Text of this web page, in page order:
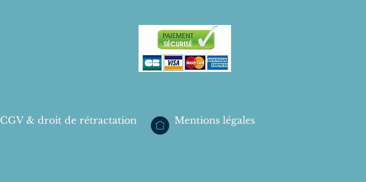
CGV & droit de rétractation Mentions légales